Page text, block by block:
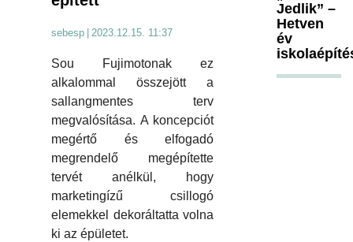
sebesp 2023.12.15. 11:37
Sou Fujimotonak ez
alkalommal összejött a
sallangmentes terv
megvalósítása. A koncepciót
megértő és elfogadó
megrendelő megépítette
tervét anélkül, hogy
marketingízű csillogó
elemekkel dekoráltatta volna
ki az épületet.
Jedlik” –
Hetven
év